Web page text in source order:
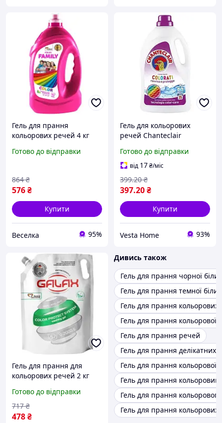
Гель для прання
кольорових речей 4 кг
безпечний для родини
видалення плям FLAME
Готово до відправки
576₴
864 ₴
Купити
Веселка 95%
Гель для кольорових
речей Chanteclair
Protegge на 35 прань
1575 мл
Готово до відправки
від 17₴/міс
397.20₴
399.20 ₴
Купити
Vesta Home 93%
Гель для прання для
кольорових речей 2 кг
гіпоалергенний для
видалення плям і захисту
кольору. FLAME
Готово до відправки
478₴
717 ₴
Дивись також
Гель для прання чорної
Гель для прання темної
Гель для прання кольорових
Гель для прання кольорової
Гель для прання речей
Гель для прання делікатних
Гель для прання кольорової
Гель для прання
Гель для прання
Гель для прання кольорових